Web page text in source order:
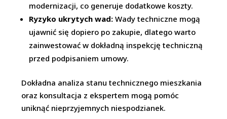
modernizacji, co generuje dodatkowe koszty.
Ryzyko ukrytych wad: Wady techniczne mogą
ujawnić się dopiero po zakupie, dlatego warto
zainwestować w dokładną inspekcję techniczną
przed podpisaniem umowy.
Dokładna analiza stanu technicznego mieszkania
oraz konsultacja z ekspertem mogą pomóc
uniknąć nieprzyjemnych niespodzianek.